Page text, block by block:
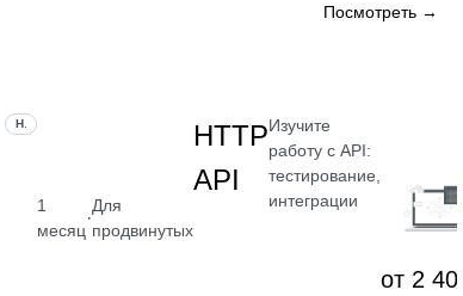
Посмотреть →
НАВЫК
1
месяц
·
Для
продвинутых
HTTP
API
Изучите
работу с API:
тестирование,
интеграции
от 2